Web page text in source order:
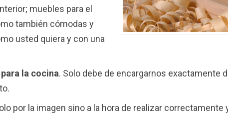
muebles para el
también cómodas y
usted quiera y con una
la cocina. Solo debe de encargarnos exactamente
por la imagen sino a la hora de realizar